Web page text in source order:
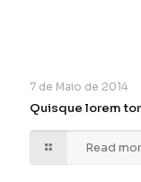
7 de Maio de 2014
Quisque lorem
Read